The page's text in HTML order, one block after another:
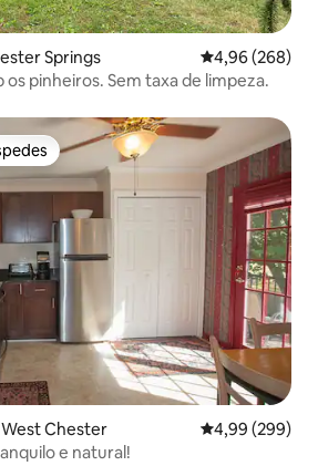
Springs 4,96 de uma
4,96 (268)
pinheiros. Sem taxa de limpeza.
dos hóspedes
West Chester 4,99 de uma
4,99 (299)
e natural!